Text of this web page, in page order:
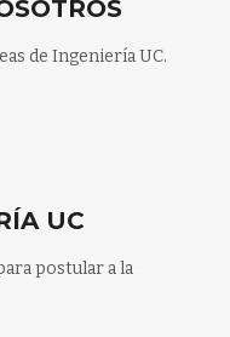
de Ingeniería UC.
UC
postular a la